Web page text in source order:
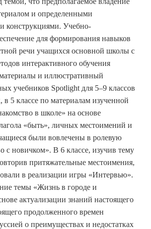
и определенными
конструкциями. Учебно-
для формирования навыков
речи учащихся основной школы с
интерактивного обучения
и иллюстративный
учебников Spotlight для 5–9 классов
в 5 классе по материалам изученной
в школе» на основе
«быть», личных местоимений и
были вовлечены в ролевую
с новичком». В 6 классе, изучив тему
притяжательные местоимения,
в реализации игры «Интервью».
темы «Жизнь в городе и
актуализации знаний настоящего
продолженного времен
о преимуществах и недостатках